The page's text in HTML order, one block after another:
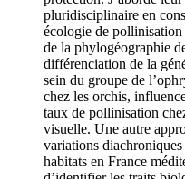
pluridisciplinaire en
écologie de
de la phylogéographie
différenciation de la
sein du groupe de
chez les orchis,
taux de pollinisation
visuelle. Une autre
variations diachroniques
habitats en France